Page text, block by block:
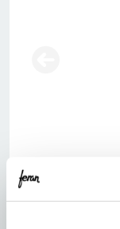
Ref.ZAZ-